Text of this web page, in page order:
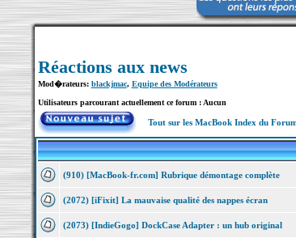
Réactions aux news
Mod�rateurs: blackjmac, Equipe des Modérateurs
Utilisateurs parcourant actuellement ce forum : Aucun
Tout sur les MacBook Index du
(910) [MacBook-fr.com] Rubrique démontage complète
(2072) [iFixit] La mauvaise qualité des nappes écran
(2073) [IndieGogo] DockCase Adapter : un hub original